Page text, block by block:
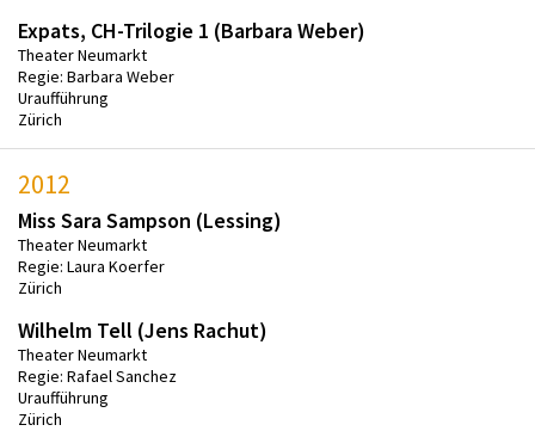
Expats, CH-Trilogie 1 (Barbara Weber)
Theater Neumarkt
Regie: Barbara Weber
Uraufführung
Zürich
2012
Miss Sara Sampson (Lessing)
Theater Neumarkt
Regie: Laura Koerfer
Zürich
Wilhelm Tell (Jens Rachut)
Theater Neumarkt
Regie: Rafael Sanchez
Uraufführung
Zürich